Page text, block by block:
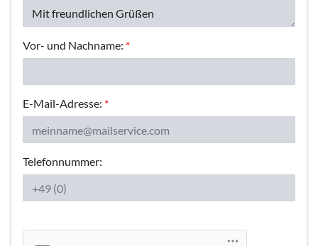
Vor- und Nachname: *
E-Mail-Adresse: *
Telefonnummer: